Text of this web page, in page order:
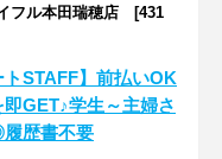
フル本田瑞穂店 [431
トSTAFF】前払いOK
GET♪学生～主婦さ
歴書不要